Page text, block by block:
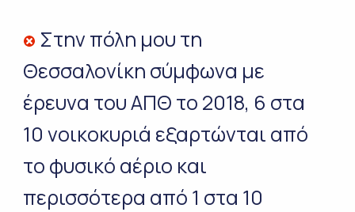
Στην πόλη μου τη
Θεσσαλονίκη σύμφωνα με
έρευνα του ΑΠΘ το 2018, 6 στα
10 νοικοκυριά εξαρτώνται από
το φυσικό αέριο και
περισσότερα από 1 στα 10